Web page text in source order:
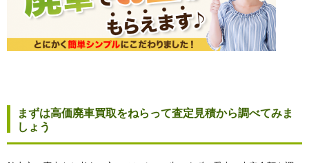
まずは高価廃車買取をねらって査定見積から調べてみま
しょう